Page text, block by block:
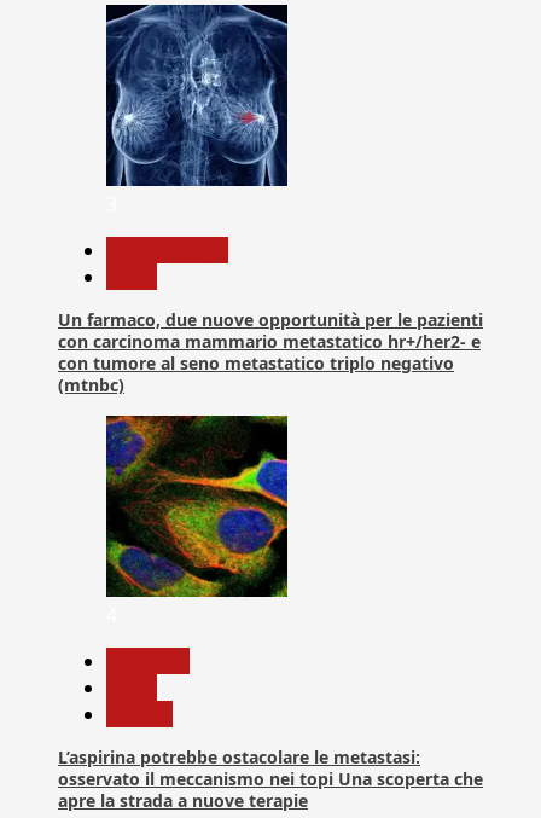
Un farmaco, due nuove opportunità per le pazienti
con carcinoma mammario metastatico hr+/her2- e
con tumore al seno metastatico triplo negativo
(mtnbc)
L’aspirina potrebbe ostacolare le metastasi:
osservato il meccanismo nei topi Una scoperta che
apre la strada a nuove terapie